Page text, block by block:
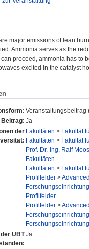
major emissions of lean
Ammonia serves as the
proceed, ammonia has to
excited in the catalyst
Veranstaltungsbeitrag
Ja
der Fakultäten > Fakultät
Fakultäten > Fakultät
Prof. Dr.-Ing. Ralf Moos
Fakultäten
Fakultäten > Fakultät
Profilfelder >
Profilfelder
Profilfelder >
UBTJa